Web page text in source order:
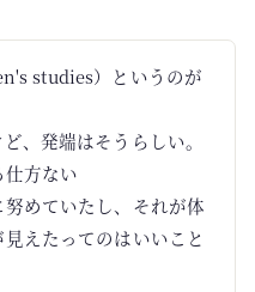
studies）というのが
、発端はそうらしい。
方ない
めていたし、それが体
えたってのはいいこと